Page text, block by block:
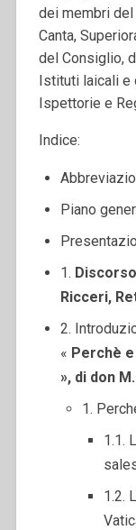
dei membri
Canta,
del Consiglio,
Istituti laicali e
Ispettorie e
Indice:
Piano
1.
Ricceri,
2.
« Perchè e
», di don
1.
1.1.
1.2.